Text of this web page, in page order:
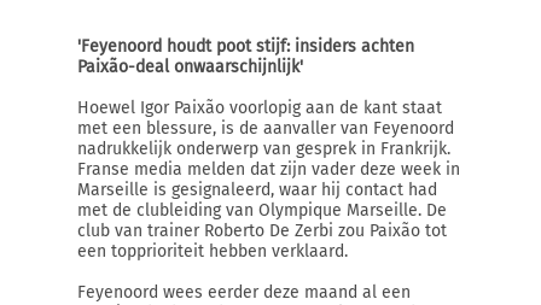
'Feyenoord houdt poot stijf: insiders achten
Paixão-deal onwaarschijnlijk'
Hoewel Igor Paixão voorlopig aan de kant staat
met een blessure, is de aanvaller van Feyenoord
nadrukkelijk onderwerp van gesprek in Frankrijk.
Franse media melden dat zijn vader deze week in
Marseille is gesignaleerd, waar hij contact had
met de clubleiding van Olympique Marseille. De
club van trainer Roberto De Zerbi zou Paixão tot
een topprioriteit hebben verklaard.
Feyenoord wees eerder deze maand al een